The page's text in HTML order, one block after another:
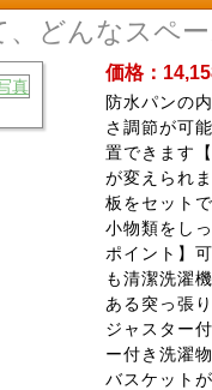
どんなスペ
価格：
防水パンの
さ調節が可
置できます
が変えられ
板をセット
小物類をし
ポイント】
も清潔洗濯
ある突っ張
ジャスター
ー付き洗濯
バスケット